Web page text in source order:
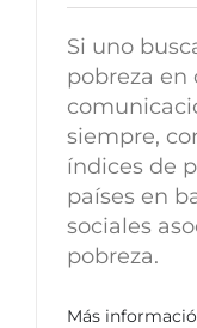
Si uno
pobreza en
siempre,
índices de
países en
sociales
pobreza.
Más